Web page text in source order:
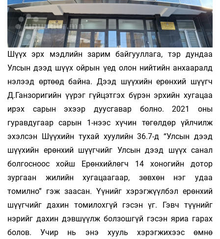
Шүүх эрх мэдлийн зарим байгууллага, тэр дундаа
Улсын дээд шүүх ойрын үед олон нийтийн анхааралд
нэлээд өртөөд байна. Дээд шүүхийн ерөнхий шүүгч
Д.Ганзоригийн үүрэг гүйцэтгэх бүрэн эрхийн хугацаа
ирэх сарын эхээр дуусгавар болно. 2021 оны
гуравдугаар сарын 1-нээс хүчин төгөлдөр үйлчилж
эхэлсэн Шүүхийн тухай хуулийн 36.7-д “Улсын дээд
шүүхийн ерөнхий шүүгчийг Улсын дээд шүүх санал
болгосноос хойш Ерөнхийлөгч 14 хоногийн дотор
зургаан жилийн хугацаагаар, зөвхөн нэг удаа
томилно” гэж заасан. Үүнийг хэрэгжүүлбэл ерөнхий
шүүгчийг дахин томилохгүй гэсэн үг. Гэвч түүнийг
нэрийг дахин дэвшүүлж болзошгүй гэсэн яриа гарах
болов. Учир нь энэ хууль хэрэгжихээс өмнө